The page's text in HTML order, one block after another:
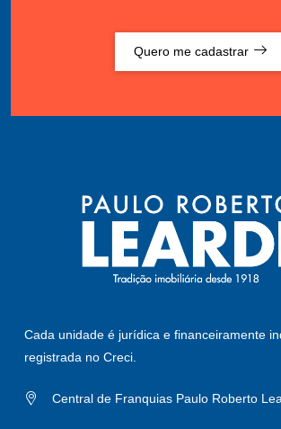
Quero me cadastrar
Cada unidade é jurídica e financeiramente
registrada no Creci.
Central de Franquias Paulo Roberto